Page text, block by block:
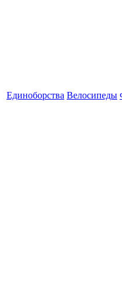
Единоборства Велосипеды